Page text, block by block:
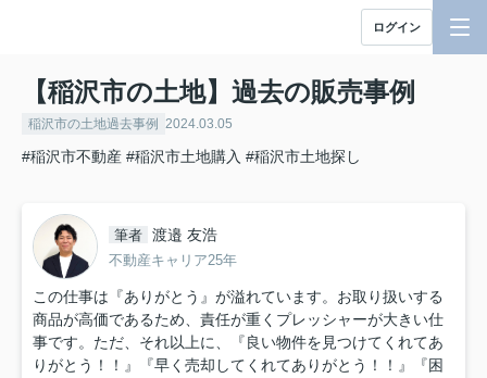
ログイン
【稲沢市の土地】過去の販売事例
稲沢市の土地過去事例 2024.03.05
#稲沢市不動産 #稲沢市土地購入 #稲沢市土地探し
筆者 渡邉 友浩
不動産キャリア25年
この仕事は『ありがとう』が溢れています。お取り扱いする
商品が高価であるため、責任が重くプレッシャーが大きい仕
事です。ただ、それ以上に、『良い物件を見つけてくれてあ
りがとう！！』『早く売却してくれてありがとう！！』『困